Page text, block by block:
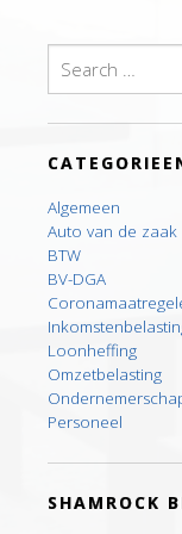
for:
Algemeen
Auto van de zaak
BTW
BV-DGA
Loonheffing
Omzetbelasting
Personeel
SHAMROCK